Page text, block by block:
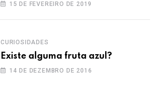
15 DE FEVEREIRO DE 2019
CURIOSIDADES
Existe alguma fruta azul?
14 DE DEZEMBRO DE 2016